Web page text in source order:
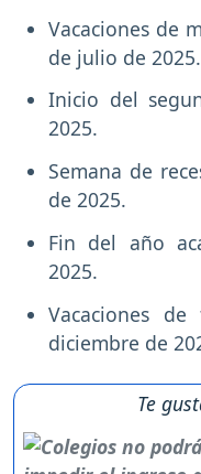
Vacaciones de
de julio de 2025.
Inicio del
2025.
Semana de
de 2025.
Fin del año
2025.
Vacaciones
diciembre de
Te